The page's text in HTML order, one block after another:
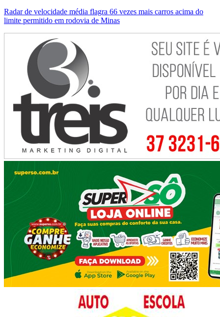
Radar de velocidade média flagra 66 vezes mais carros acima do
limite permitido em rodovia de Minas